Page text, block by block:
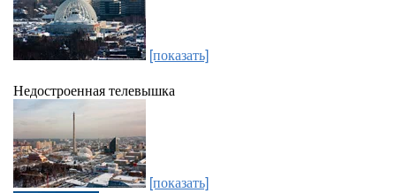
[показать]
Недостроенная телевышка
[показать]